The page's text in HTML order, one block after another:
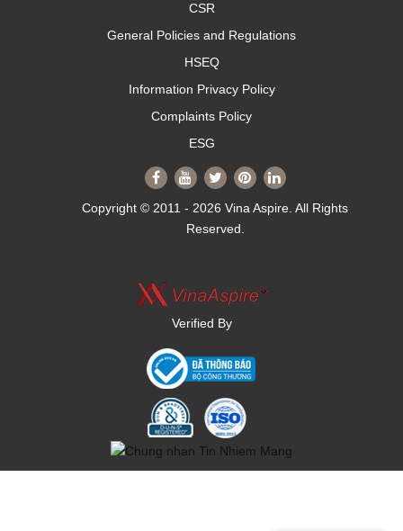
CSR
General Policies and Regulations
HSEQ
Information Privacy Policy
Complaints Policy
ESG
Copyright © 2011 - 2026 Vina Aspire. All Rights
Reserved.
Verified By